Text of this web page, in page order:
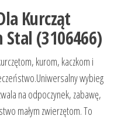
Kurcząt
Stal (3106466)
kurom, kaczkom i
wybieg
na odpoczynek, zabawę,
małym zwierzętom. To